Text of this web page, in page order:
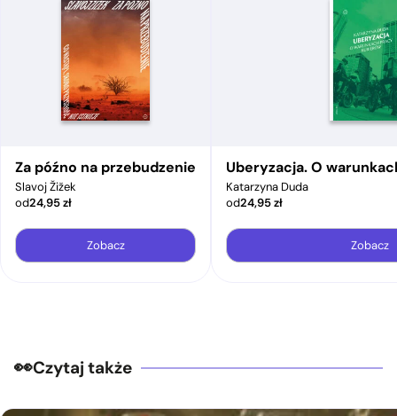
Za późno na przebudzenie
Slavoj Žižek
od24,95zł
Zobacz
Uberyzacja. O
Katarzyna Duda
od24,95zł
Zobacz
Czytaj także